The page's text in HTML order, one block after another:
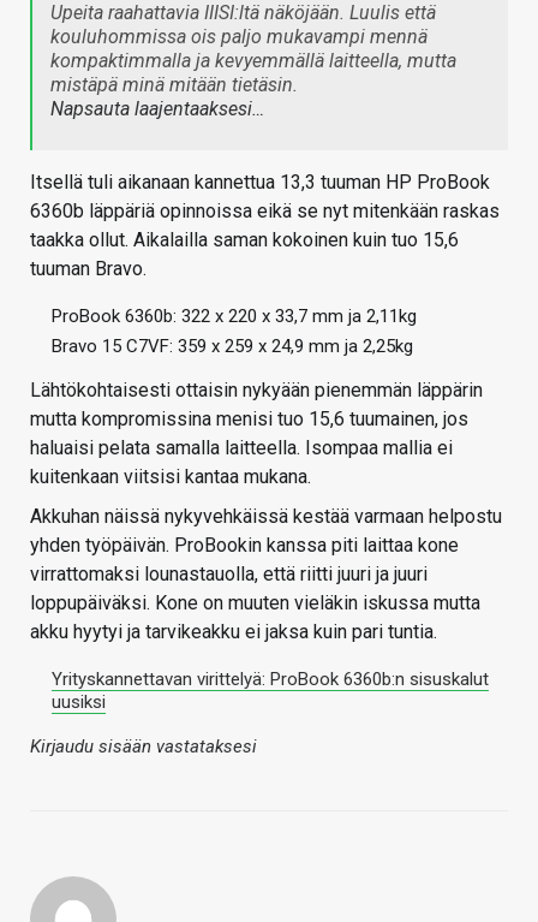
Upeita raahattavia IIISI:ltä näköjään. Luulis että
kouluhommissa ois paljo mukavampi mennä
kompaktimmalla ja kevyemmällä laitteella, mutta
mistäpä minä mitään tietäsin.
Napsauta laajentaaksesi…
Itsellä tuli aikanaan kannettua 13,3 tuuman HP ProBook
6360b läppäriä opinnoissa eikä se nyt mitenkään raskas
taakka ollut. Aikalailla saman kokoinen kuin tuo 15,6
tuuman Bravo.
ProBook 6360b: 322 x 220 x 33,7 mm ja 2,11kg
Bravo 15 C7VF: 359 x 259 x 24,9 mm ja 2,25kg
Lähtökohtaisesti ottaisin nykyään pienemmän läppärin
mutta kompromissina menisi tuo 15,6 tuumainen, jos
haluaisi pelata samalla laitteella. Isompaa mallia ei
kuitenkaan viitsisi kantaa mukana.
Akkuhan näissä nykyvehkäissä kestää varmaan helpostu
yhden työpäivän. ProBookin kanssa piti laittaa kone
virrattomaksi lounastauolla, että riitti juuri ja juuri
loppupäiväksi. Kone on muuten vieläkin iskussa mutta
akku hyytyi ja tarvikeakku ei jaksa kuin pari tuntia.
Yrityskannettavan virittelyä: ProBook 6360b:n sisuskalut
uusiksi
Kirjaudu sisään vastataksesi